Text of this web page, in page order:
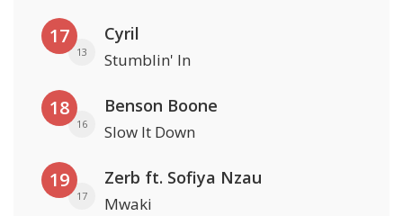
17
13
Cyril
Stumblin' In
18
16
Benson Boone
Slow It Down
19
17
Zerb ft. Sofiya Nzau
Mwaki